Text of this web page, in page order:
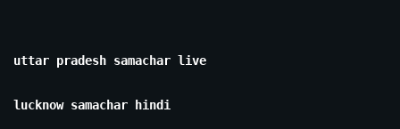
uttar pradesh samachar live
lucknow samachar hindi